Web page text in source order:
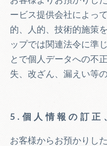
ービス提供会社によっ
的、人的、技術的施策
ップでは関連法令に準
とで個人データへの不
失、改ざん、漏えい等
5.個人情報の訂正
お客様からお預かりし